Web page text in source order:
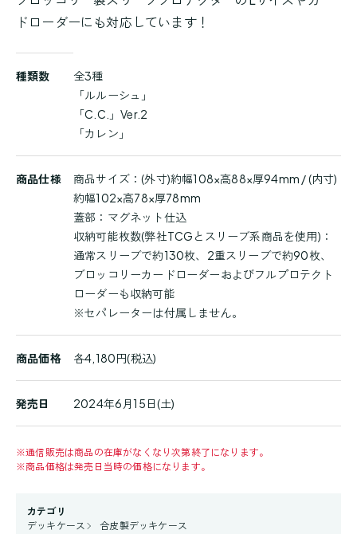
ドローダーにも対応しています！
品
種類数
全3種
「ルルーシュ」
「C.C.」Ver.2
「カレン」
商品仕様
商品サイズ：(外寸)約幅108×高88×厚94mm / (内寸)
約幅102×高78×厚78mm
蓋部：マグネット仕込
収納可能枚数(弊社TCGとスリーブ系商品を使用)：
通常スリーブで約130枚、2重スリーブで約90枚、
ブロッコリーカードローダーおよびフルプロテクト
ローダーも収納可能
※セパレーターは付属しません。
商品価格 各4,180円(税込)
発売日 2024年6月15日(土)
※通信販売は商品の在庫がなくなり次第終了になります。
※商品価格は発売日当時の価格になります。
カテゴリ
デッキケース
合皮製デッキケース